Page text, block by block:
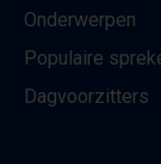
Onderwerpen
Populaire
Dagvoorzitters